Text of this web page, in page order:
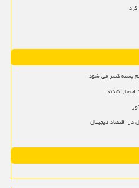
بسته کسر می شود
احضار شدند
در اقتصاد دیجیتال